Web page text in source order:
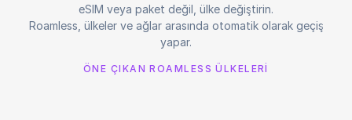
eSIM veya paket değil, ülke değiştirin.
Roamless, ülkeler ve ağlar arasında otomatik olarak geçiş
yapar.
ÖNE ÇIKAN ROAMLESS ÜLKELERİ